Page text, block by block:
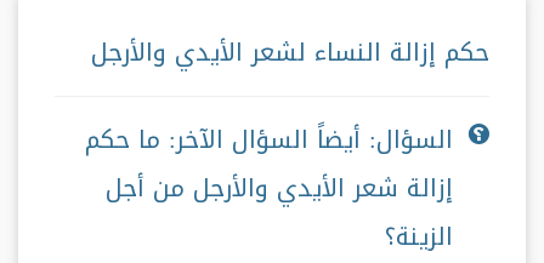
حكم إزالة النساء لشعر الأيدي والأرجل
السؤال: أيضاً السؤال الآخر: ما حكم
إزالة شعر الأيدي والأرجل من أجل
الزينة؟